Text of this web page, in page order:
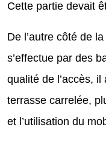
Cette partie devait
De l’autre côté de
s’effectue par des
qualité de l’accès,
terrasse carrelée,
et l’utilisation du